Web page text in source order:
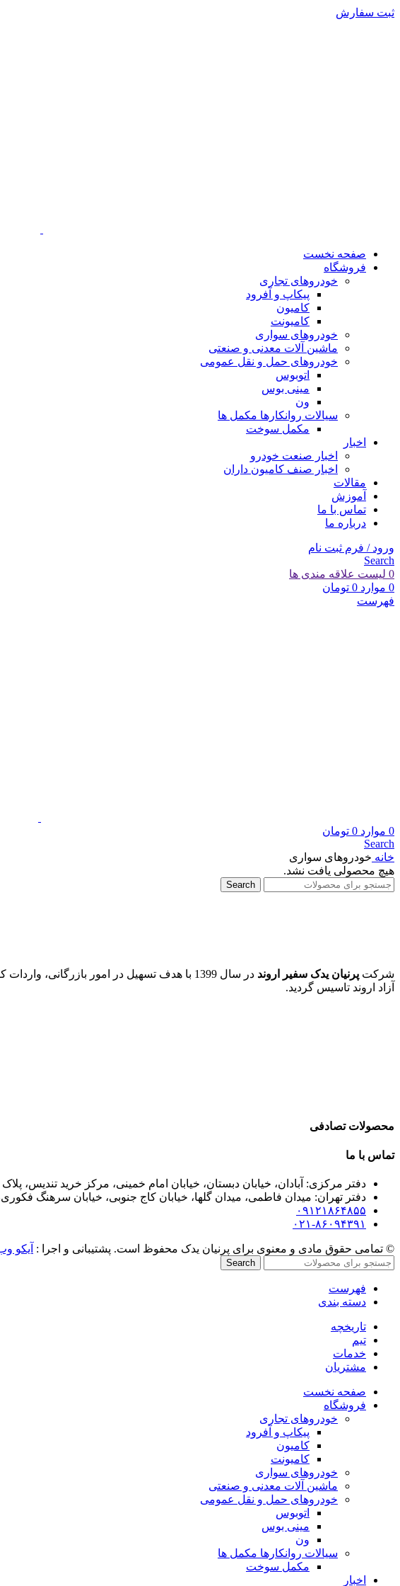
ثبت سفارش
صفحه نخست
فروشگاه
خودروهای تجاری
پیکاپ و آفرود
کامیون
کامیونت
خودروهای سواری
ماشین آلات معدنی و صنعتی
خودروهای حمل و نقل عمومی
اتوبوس
مینی بوس
ون
سیالات روانکارها مکمل ها
مکمل سوخت
اخبار
اخبار صنعت خودرو
اخبار صنف کامیون داران
مقالات
آموزش
تماس با ما
درباره ما
ورود / فرم ثبت نام
Search
0 لیست علاقه مندی ها
0 موارد 0 تومان
فهرست
0 موارد 0 تومان
Search
خانه خودروهای سواری
هیچ محصولی یافت نشد.
Search
شرکت پرنیان یدک سفیر اروند
در سال 1399 با هدف تسهیل در امور
آزاد اروند تاسیس گردید.
محصولات تصادفی
تماس با ما
دفتر مرکزی: آبادان، خیابان دبستان، خیابان امام خمینی، مرکز خرید تندیس، پلاک 204، طبقه 1، واحد 204
دفتر تهران: میدان فاطمی، میدان گلها، خیابان کاج جنوبی، خیابان سرهنگ فکوری، پلاک ۹،
۰۹۱۲۱۸۶۴۸۵۵
۰۲۱-۸۶۰۹۴۳۹۱
© تمامی حقوق مادی و معنوی برای پرنیان یدک محفوظ است. پشتیبانی و اجرا : آیکو
Search
فهرست
دسته بندی
تاریخچه
تیم
خدمات
مشتریان
صفحه نخست
فروشگاه
خودروهای تجاری
پیکاپ و آفرود
کامیون
کامیونت
خودروهای سواری
ماشین آلات معدنی و صنعتی
خودروهای حمل و نقل عمومی
اتوبوس
مینی بوس
ون
سیالات روانکارها مکمل ها
مکمل سوخت
اخبار